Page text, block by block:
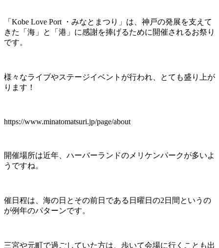
「Kobe Love Port ・みなとまつり」は、神戸の発展を支えて
きた「海」と「港」に感謝を捧げるために開催されるお祭り
です。
様々なライブやステージイベントが行われ、とても盛り上が
ります！
https://www.minatomatsuri.jp/page/about
開催場所は近年、ハーバーランドのメリケンパークが多いよ
うですね。
催日程は、海の日とその前日である日曜日の2日間というの
が例年のパターンです。
三宮や元町で過ごしていた方は、歩いて会場に行くことも出